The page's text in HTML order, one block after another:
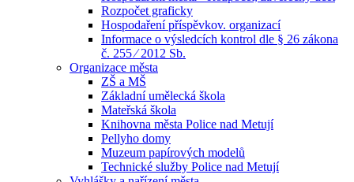
Rozpočet graficky
Hospodaření příspěvkov. organizací
Informace o výsledcích kontrol dle § 26 zákona
č. 255 ⁄ 2012 Sb.
Organizace města
ZŠ a MŠ
Základní umělecká škola
Mateřská škola
Knihovna města Police nad Metují
Pellyho domy
Muzeum papírových modelů
Technické služby Police nad Metují